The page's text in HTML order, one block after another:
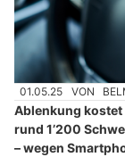
01.05.25 VON
Ablenkung kostet
rund 1’200
– wegen